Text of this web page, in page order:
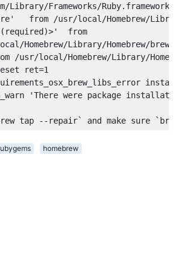
Library/Frameworks/
'   from /usr/local/Homebrew/
/Homebrew/Library/Homebrew/brew
/usr/local/Homebrew/Library/
ret=1
'There were package
tap --repair` and make sure
homebrew